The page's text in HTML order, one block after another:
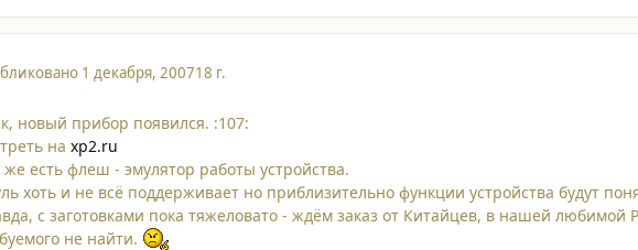
1 декабря, 200718 г.
новый прибор появился. :107:
на xp2.ru
же есть флеш - эмулятор работы устройства.
хоть и не всё поддерживает но приблизительно функции устройства будут
с заготовками пока тяжеловато - ждём заказ от Китайцев, в нашей любимой
не найти.